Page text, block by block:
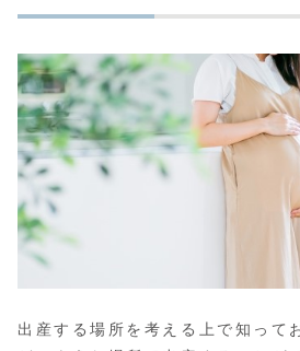
出産する場所を考える上で知って